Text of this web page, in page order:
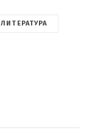
ЛИТЕРАТУРА